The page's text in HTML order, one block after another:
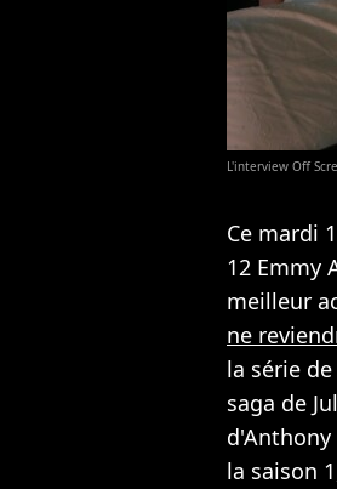
L'interview Off
Ce mardi
12 Emmy
meilleur
ne
la série
saga de
d'Anthony
la saison